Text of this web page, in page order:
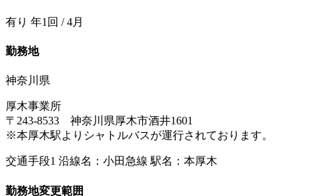
有り 年1回 / 4月
勤務地
神奈川県
厚木事業所
〒243-8533 神奈川県厚木市酒井1601
※本厚木駅よりシャトルバスが運行されております。
交通手段1 沿線名：小田急線 駅名：本厚木
勤務地変更範囲